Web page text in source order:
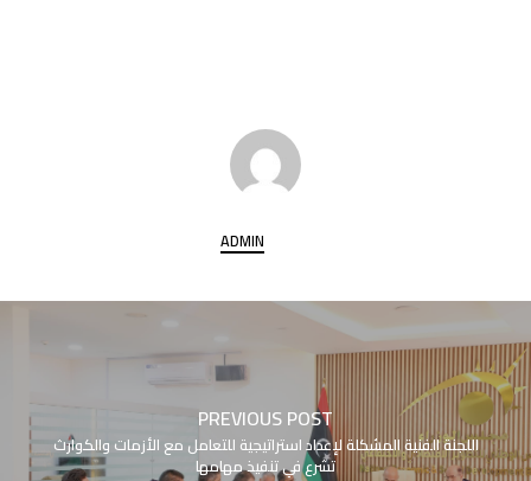
ADMIN
PREVIOUS POST
اللجنة الفنية المشكلة لإعداد استراتيجية للتعامل مع الأزمات والكوارث
تشرع في تنفيذ مهامها